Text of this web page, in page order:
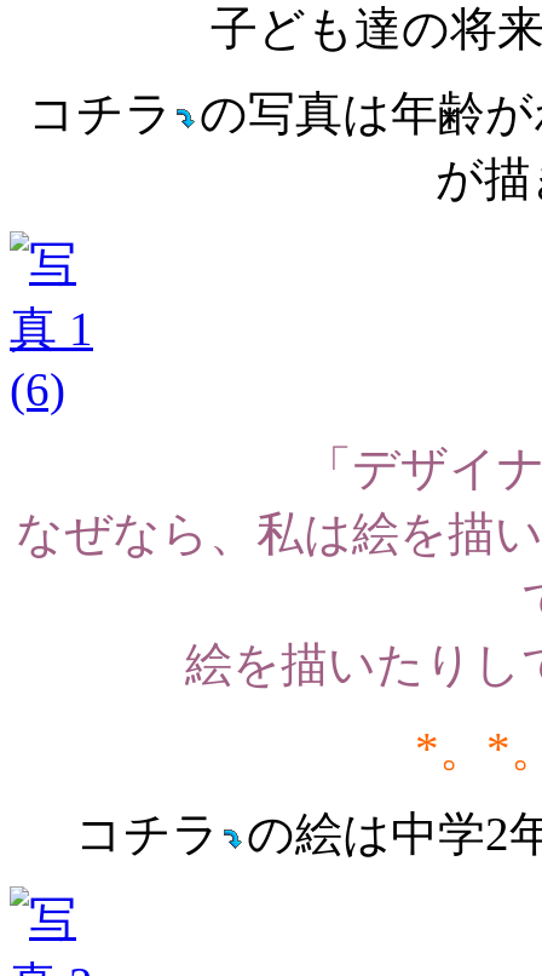
子ども達の将
コチラ
の写真は年齢
が
「デザイ
なぜなら、私は絵を描
絵を描いたりし
*。*
コチラ
の絵は中学2